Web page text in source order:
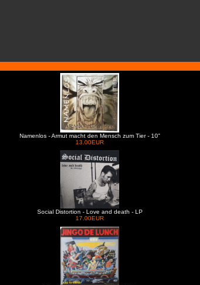
Namenlos - Armut macht den Mensch zum Tier - 10"
13.00EUR
Social Distortion - Love and death - LP
17.00EUR